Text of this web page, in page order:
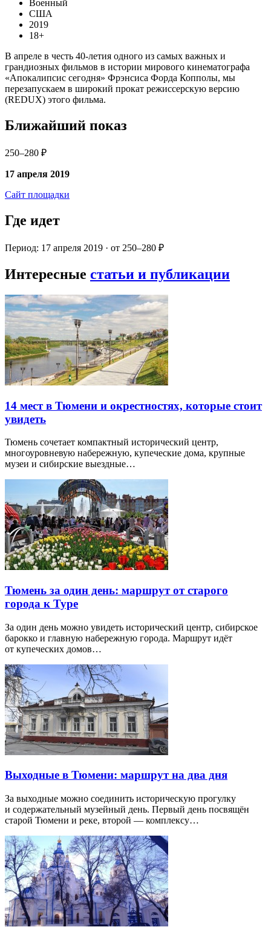
Военный
США
2019
18+
В апреле в честь 40-летия одного из самых важных и
грандиозных фильмов в истории мирового кинематографа
«Апокалипсис сегодня» Фрэнсиса Форда Копполы, мы
перезапускаем в широкий прокат режиссерскую версию
(REDUX) этого фильма.
Ближайший показ
250–280 ₽
17 апреля 2019
Сайт площадки
Где идет
Период: 17 апреля 2019 · от 250–280 ₽
Интересные статьи и публикации
14 мест в Тюмени и окрестностях, которые стоит
увидеть
Тюмень сочетает компактный исторический центр,
многоуровневую набережную, купеческие дома, крупные
музеи и сибирские выездные…
Тюмень за один день: маршрут от старого
города к Туре
За один день можно увидеть исторический центр, сибирское
барокко и главную набережную города. Маршрут идёт
от купеческих домов…
Выходные в Тюмени: маршрут на два дня
За выходные можно соединить историческую прогулку
и содержательный музейный день. Первый день посвящён
старой Тюмени и реке, второй — комплексу…